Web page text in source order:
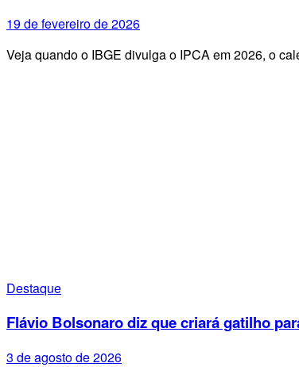
19 de fevereiro de 2026
Veja quando o IBGE divulga o IPCA em 2026, o
Destaque
Flávio Bolsonaro diz que criará gatilho
3 de agosto de 2026